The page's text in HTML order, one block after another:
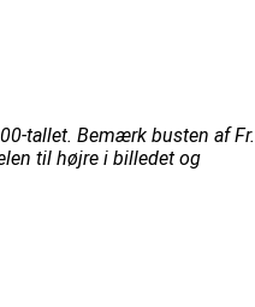
tallet. Bemærk busten af Fr.
til højre i billedet og